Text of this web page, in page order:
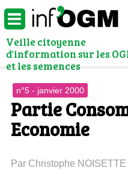
Veille citoyenne
d'information sur les
et les semences
n°5 - janvier 2000
Partie
Economie
Par Christophe NOISETTE